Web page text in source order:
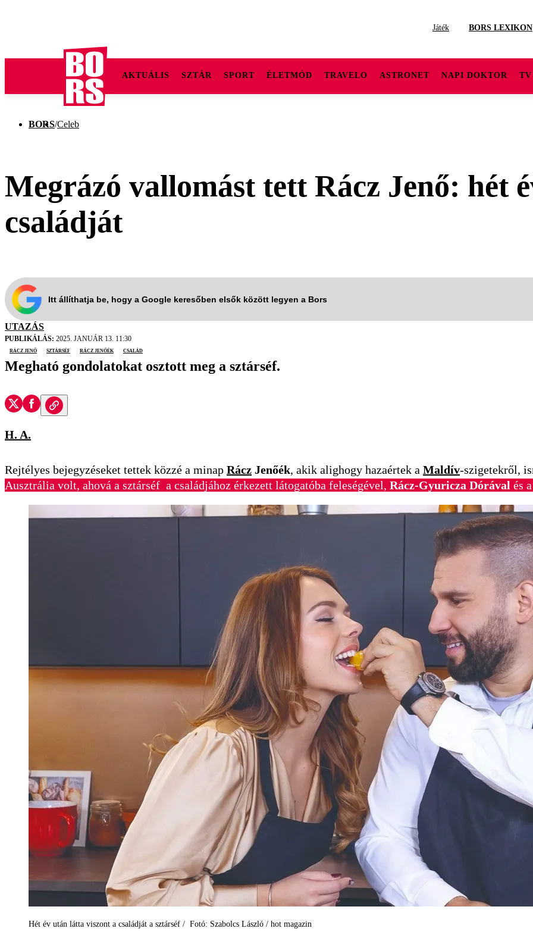
Játék BORS LEXIKON
AKTUÁLIS SZTÁR SPORT ÉLETMÓD TRAVELO ASTRONET NAPI DOKTOR TV
BORS/Celeb
Megrázó vallomást tett Rácz Jenő: hét
családját
Itt állíthatja be, hogy a Google keresőben elsők között legyen a Bors
UTAZÁS
PUBLIKÁLÁS: 2025. JANUÁR 13. 11:30
Rácz JEnő
sztárséf Rácz Jenőék család
Megható gondolatokat osztott meg a sztárséf.
H. A.
Rejtélyes bejegyzéseket tettek közzé a minap Rácz Jenőék, akik alighogy hazaértek a Maldív-szigetekről,
Ausztrália volt, ahová a sztárséf a családjához érkezett látogatóba feleségével, Rácz-Gyuricza Dórával és
Hét év után látta viszont a családját a sztárséf / Fotó: Szabolcs László / hot magazin